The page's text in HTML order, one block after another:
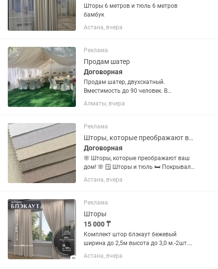
Шторы 6 метров и тюль 6 метров
бамбук
Астана, вчера
Реклама
Продам шатер
Договорная
Продам шатер, двухскатный.
Вместимость до 90 человек. В
комплект входит газон 4 шт Шторы
тюль 2 люстры 10 рожковые. 900.000
Алматы, вчера
Реклама
Шторы, которые преображают ваш дом!
Договорная
🌸 Шторы, которые преображают ваш
дом! 🌸 🪟 Шторы и тюль 🛏️ Покрывала
и декоративные подушки 🍽️ Скатерти и
салфетки 📏 Замер на дому ✨ Пошив и
подобрать ткань, цвет и...
Астана, вчера
Реклама
Шторы
15 000 ₸
Комплект штор блэкаут бежевый
ширина до 2,5м высота до 3,0 м.-2шт.
Под ваш размер, без тюля.
Астана, вчера